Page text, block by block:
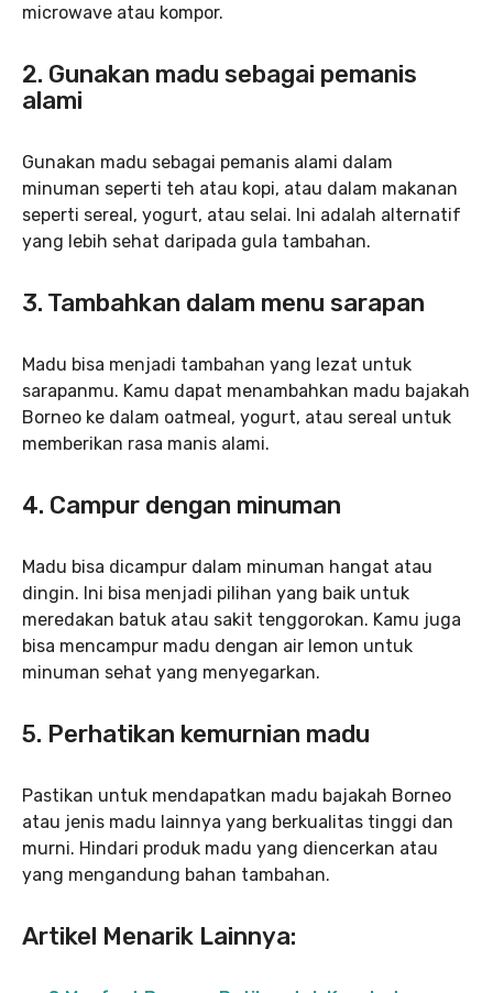
microwave atau kompor.
2. Gunakan madu sebagai pemanis
alami
Gunakan madu sebagai pemanis alami dalam
minuman seperti teh atau kopi, atau dalam makanan
seperti sereal, yogurt, atau selai. Ini adalah alternatif
yang lebih sehat daripada gula tambahan.
3. Tambahkan dalam menu sarapan
Madu bisa menjadi tambahan yang lezat untuk
sarapanmu. Kamu dapat menambahkan madu bajakah
Borneo ke dalam oatmeal, yogurt, atau sereal untuk
memberikan rasa manis alami.
4. Campur dengan minuman
Madu bisa dicampur dalam minuman hangat atau
dingin. Ini bisa menjadi pilihan yang baik untuk
meredakan batuk atau sakit tenggorokan. Kamu juga
bisa mencampur madu dengan air lemon untuk
minuman sehat yang menyegarkan.
5. Perhatikan kemurnian madu
Pastikan untuk mendapatkan madu bajakah Borneo
atau jenis madu lainnya yang berkualitas tinggi dan
murni. Hindari produk madu yang diencerkan atau
yang mengandung bahan tambahan.
Artikel Menarik Lainnya: